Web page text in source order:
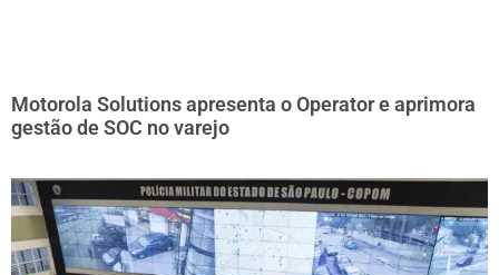
Motorola Solutions apresenta o Operator e aprimora
gestão de SOC no varejo